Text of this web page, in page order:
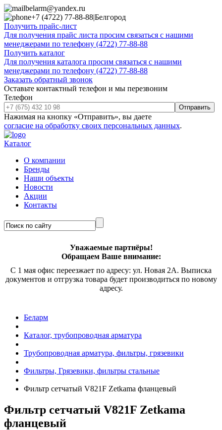
belarm@yandex.ru
+7 (4722) 77-88-88|Белгород
Получить прайс-лист
Для получения прайс листа просим связаться с нашими
менеджерами по телефону (4722) 77-88-88
Получить каталог
Для получения каталога просим связаться с нашими
менеджерами по телефону (4722) 77-88-88
Заказать обратный звонок
Оставьте контактный телефон и мы перезвоним
Телефон
Отправить
Нажимая на кнопку «Отправить», вы даете
согласие на обработку своих персональных данных.
Каталог
О компании
Бренды
Наши объекты
Новости
Акции
Контакты
Уважаемые партнёры!
Обращаем Ваше внимание:
С 1 мая офис переезжает по адресу: ул. Новая 2А. Выписка
документов и отгрузка товара будет производиться по новому
адресу.
Беларм
Каталог, трубопроводная арматура
Трубопроводная арматура, фильтры, грязевики
Фильтры, Грязевики, фильтры стальные
Фильтр сетчатый V821F Zetkama фланцевый
Фильтр сетчатый V821F Zetkama
фланцевый